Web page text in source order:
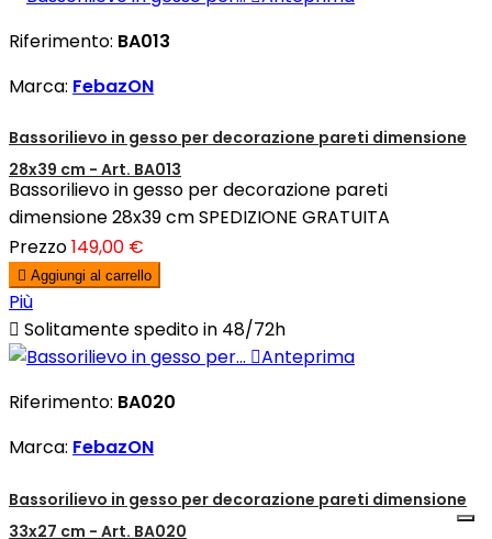
Riferimento: BA013
Marca: FebazON
Bassorilievo in gesso per decorazione pareti dimensione
28x39 cm - Art. BA013
Bassorilievo in gesso per decorazione pareti
dimensione 28x39 cm SPEDIZIONE GRATUITA
Prezzo149,00 €
 Aggiungi al carrello
Più
 Solitamente spedito in 48/72h
Anteprima
Riferimento: BA020
Marca: FebazON
Bassorilievo in gesso per decorazione pareti dimensione
33x27 cm - Art. BA020